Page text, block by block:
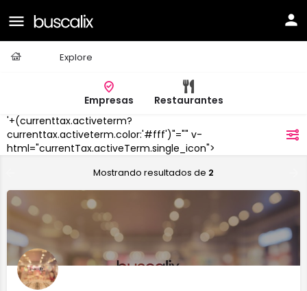
Explore
Empresas
Restaurantes
'+(currenttax.activeterm?
currenttax.activeterm.color:'#fff')"="" v-
html="currentTax.activeTerm.single_icon">
Dueñas
Mostrando resultados de 2